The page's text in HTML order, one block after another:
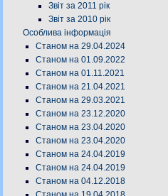
Звіт за 2011 рік
Звіт за 2010 рік
Особлива інформація
Станом на 29.04.2024
Станом на 01.09.2022
Станом на 01.11.2021
Станом на 21.04.2021
Станом на 29.03.2021
Станом на 23.12.2020
Станом на 23.04.2020
Станом на 23.04.2020
Станом на 24.04.2019
Станом на 24.04.2019
Станом на 04.12.2018